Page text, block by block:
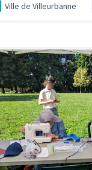
Ville de Villeurbanne